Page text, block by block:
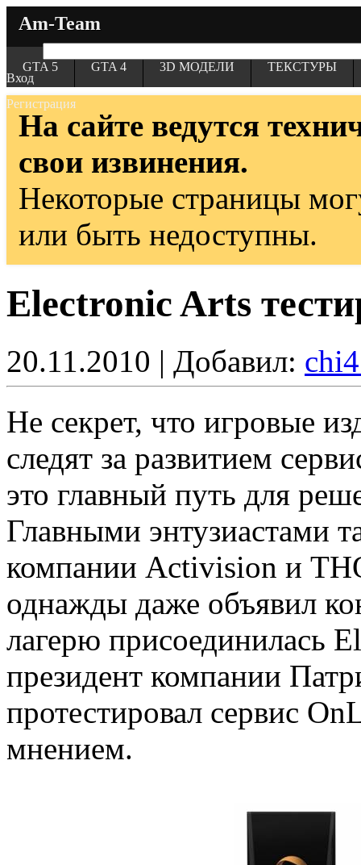
Am-Team
Вход
Регистрация
GTA 5 GTA 4 3D МОДЕЛИ ТЕКСТУРЫ
На сайте ведутся
свои извинения.
Некоторые страницы
или быть недоступны.
Electronic Arts
20.11.2010 | Добавил:
Не секрет, что игровые
следят за развитием
это главный путь для
Главными энтузиастами
компании Activision и
однажды даже объявил
лагерю присоединилась
президент компании
протестировал сервис
мнением.